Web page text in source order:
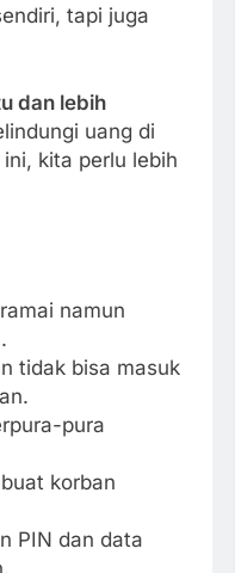
tapi juga
dan lebih
uang di
kita perlu lebih
namun
tidak bisa masuk
pura
korban
PIN dan data